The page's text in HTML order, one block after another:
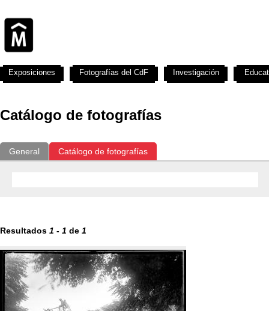
Catálogo de fotografías
General Catálogo de fotografías
Resultados 1 - 1 de 1
Exposiciones Fotografías del CdF Investigación